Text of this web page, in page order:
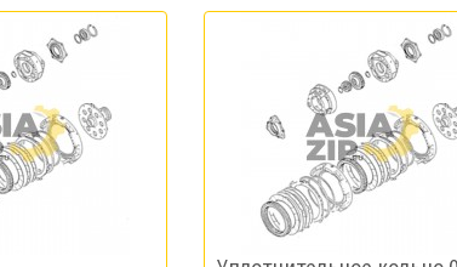
обработку моих данных и получение